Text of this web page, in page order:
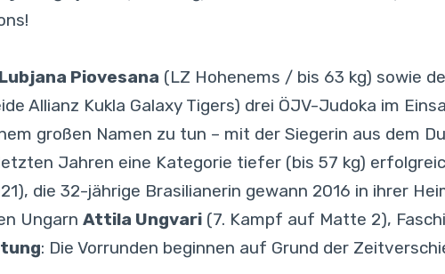
Lubjana Piovesana (LZ Hohenems / bis 63 kg) sowie
Allianz Kukla Galaxy Tigers) drei ÖJV-Judoka im
großen Namen zu tun – mit der Siegerin aus dem
Jahren eine Kategorie tiefer (bis 57 kg)
die 32-jährige Brasilianerin gewann 2016 in ihrer
Ungarn Attila Ungvari (7. Kampf auf Matte 2),
: Die Vorrunden beginnen auf Grund der